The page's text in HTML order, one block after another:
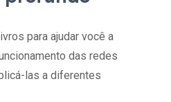
para ajudar você a
das redes
las a diferentes